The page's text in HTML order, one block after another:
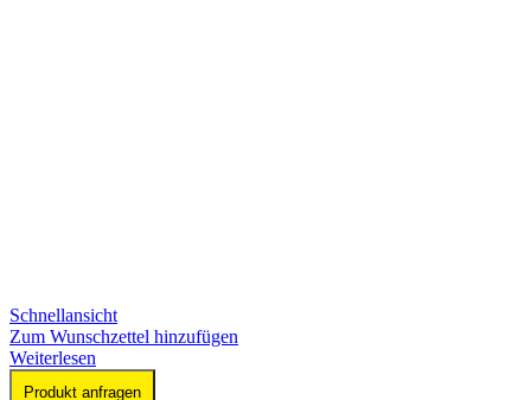
Schnellansicht
Zum Wunschzettel hinzufügen
Weiterlesen
Produkt anfragen